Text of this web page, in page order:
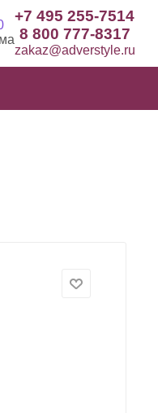
+7 495 255-7514
8 800 777-8317
zakaz@adverstyle.ru